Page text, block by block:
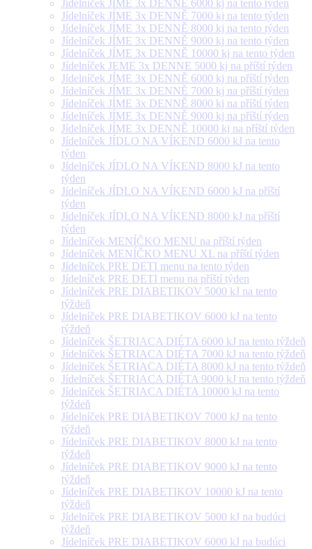
Jídelníček JÍME 3x DENNĚ 6000 kj na tento týden
Jídelníček JÍME 3x DENNĚ 7000 kj na tento týden
Jídelníček JÍME 3x DENNĚ 8000 kj na tento týden
Jídelníček JÍME 3x DENNĚ 9000 kj na tento týden
Jídelníček JÍME 3x DENNĚ 10000 kj na tento týden
Jídelníček JEME 3x DENNE 5000 kj na příští týden
Jídelníček JÍME 3x DENNĚ 6000 kj na příští týden
Jídelníček JÍME 3x DENNĚ 7000 kj na příští týden
Jídelníček JÍME 3x DENNĚ 8000 kj na příští týden
Jídelníček JÍME 3x DENNĚ 9000 kj na příští týden
Jídelníček JÍME 3x DENNĚ 10000 kj na příští týden
Jídelníček JÍDLO NA VÍKEND 6000 kJ na tento
týden
Jídelníček JÍDLO NA VÍKEND 8000 kJ na tento
týden
Jídelníček JÍDLO NA VÍKEND 6000 kJ na příští
týden
Jídelníček JÍDLO NA VÍKEND 8000 kJ na příští
týden
Jídelníček MENÍČKO MENU na příští týden
Jídelníček MENÍČKO MENU XL na příští týden
Jídelníček PRE DETI menu na tento týden
Jídelníček PRE DETI menu na příští týden
Jídelníček PRE DIABETIKOV 5000 kJ na tento
týždeň
Jídelníček PRE DIABETIKOV 6000 kJ na tento
týždeň
Jídelníček ŠETRIACA DIÉTA 6000 kJ na tento týždeň
Jídelníček ŠETRIACA DIÉTA 7000 kJ na tento týždeň
Jídelníček ŠETRIACA DIÉTA 8000 kJ na tento týždeň
Jídelníček ŠETRIACA DIÉTA 9000 kJ na tento týždeň
Jídelníček ŠETRIACA DIÉTA 10000 kJ na tento
týždeň
Jídelníček PRE DIABETIKOV 7000 kJ na tento
týždeň
Jídelníček PRE DIABETIKOV 8000 kJ na tento
týždeň
Jídelníček PRE DIABETIKOV 9000 kJ na tento
týždeň
Jídelníček PRE DIABETIKOV 10000 kJ na tento
týždeň
Jídelníček PRE DIABETIKOV 5000 kJ na budúci
týždeň
Jídelníček PRE DIABETIKOV 6000 kJ na budúci